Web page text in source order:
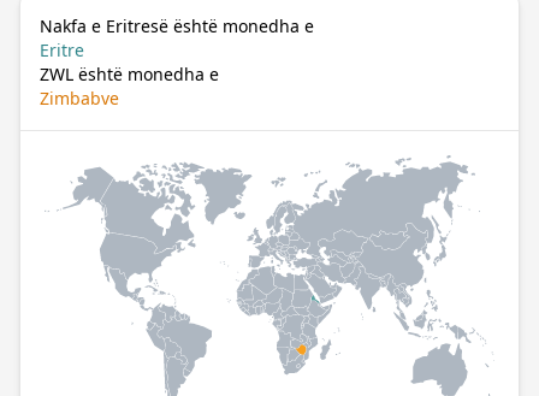
Nakfa e Eritresë është monedha e
Eritre
ZWL është monedha e
Zimbabve